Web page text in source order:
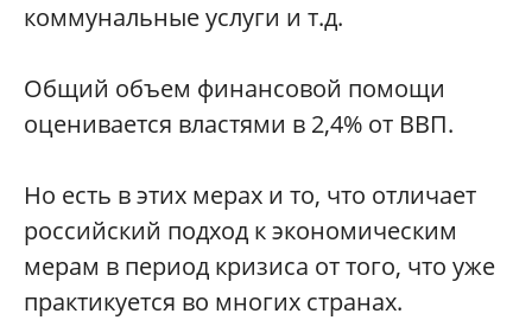
коммунальные услуги и т.д.
Общий объем финансовой помощи
оценивается властями в 2,4% от ВВП.
Но есть в этих мерах и то, что отличает
российский подход к экономическим
мерам в период кризиса от того, что уже
практикуется во многих странах.